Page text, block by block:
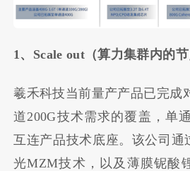
1、Scale out（算力集群内的
羲禾科技当前量产产品已完成
道200G技术需求的覆盖，单
互连产品技术底座。该公司通
光MZM技术，以及薄膜铌酸